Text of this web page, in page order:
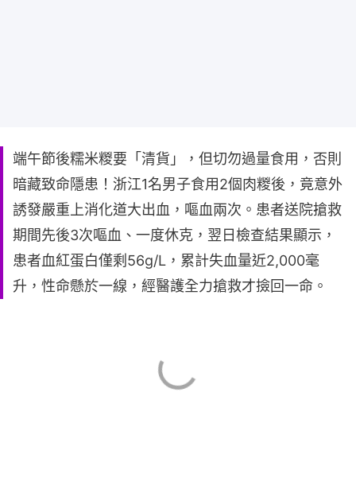
端午節後糯米糉要「清貨」，但切勿過量食用，否則
暗藏致命隱患！浙江1名男子食用2個肉糉後，竟意外
誘發嚴重上消化道大出血，嘔血兩次。患者送院搶救
期間先後3次嘔血、一度休克，翌日檢查結果顯示，
患者血紅蛋白僅剩56g/L，累計失血量近2,000毫
升，性命懸於一線，經醫護全力搶救才撿回一命。